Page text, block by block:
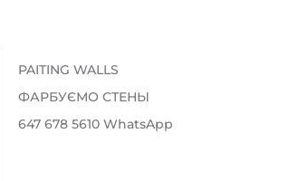
PAITING WALLS
ФАРБУЄМО СТЕНЫ
647 678 5610 WhatsApp